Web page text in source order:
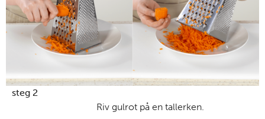
steg 2
Riv gulrot på en tallerken.